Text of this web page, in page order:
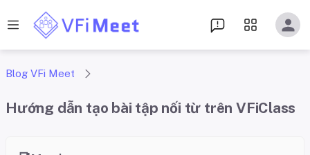
Blog VFi Meet
Hướng dẫn tạo bài tập nối từ trên VFiClass